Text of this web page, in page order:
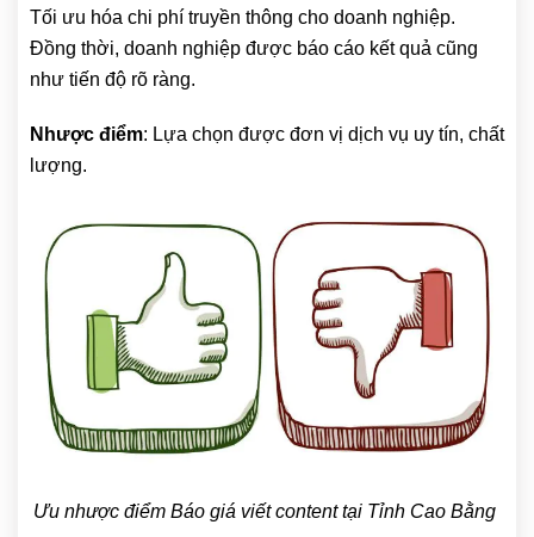
Tối ưu hóa chi phí truyền thông cho doanh nghiệp.
Đồng thời, doanh nghiệp được báo cáo kết quả cũng
như tiến độ rõ ràng.
Nhược điểm: Lựa chọn được đơn vị dịch vụ uy tín, chất
lượng.
Ưu nhược điểm Báo giá viết content tại Tỉnh Cao Bằng